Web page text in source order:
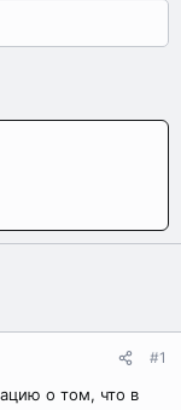
#1
о том, что в